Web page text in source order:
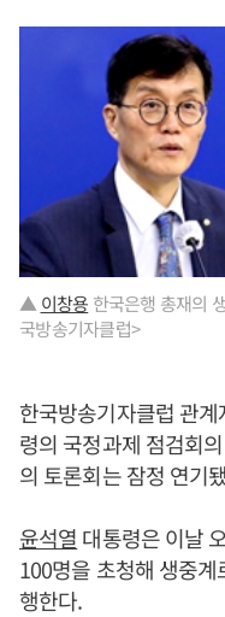
▲ 이창용 한국은행 총재의
국방송기자클럽>
한국방송기자클럽 관
령의 국정과제 점검회
의 토론회는 잠정 연기
윤석열 대통령은 이날
100명을 초청해 생중계
행한다.